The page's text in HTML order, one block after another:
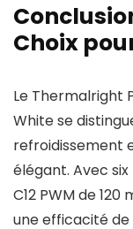
Choix
Le Thermalright
White se
refroidissement
élégant. Avec
C12 PWM de
une efficacité